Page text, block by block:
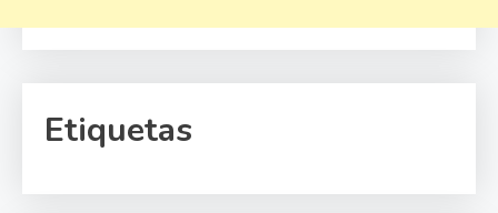
Etiquetas